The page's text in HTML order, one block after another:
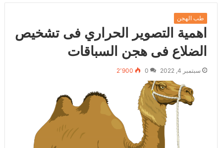
طب الهجن
اهمية التصوير الحراري فى تشخيص
الضلاع فى هجن السباقات
سبتمبر 4, 2022 0 2٬900